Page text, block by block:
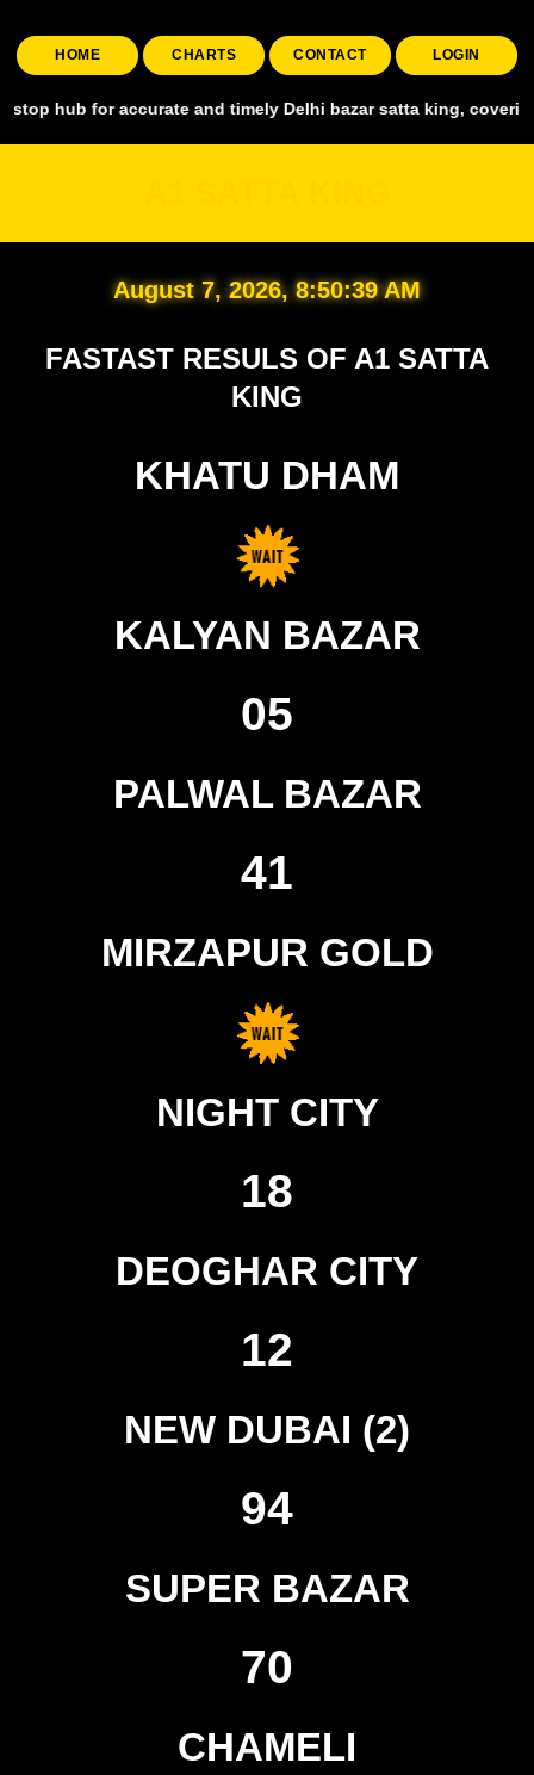
HOME CHARTS CONTACT LOGIN
accurate and timely Delhi bazar satta king, covering all
August 7, 2026, 8:50:40 AM
FASTAST RESULS OF A1 SATTA
KING
KHATU DHAM
KALYAN BAZAR
05
PALWAL BAZAR
41
MIRZAPUR GOLD
NIGHT CITY
18
DEOGHAR CITY
12
NEW DUBAI (2)
94
SUPER BAZAR
70
CHAMELI